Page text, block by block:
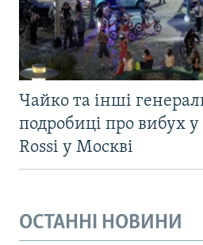
Чайко та інші
подробиці про вибух у
Rossi у Москві
ОСТАННІ НОВИНИ